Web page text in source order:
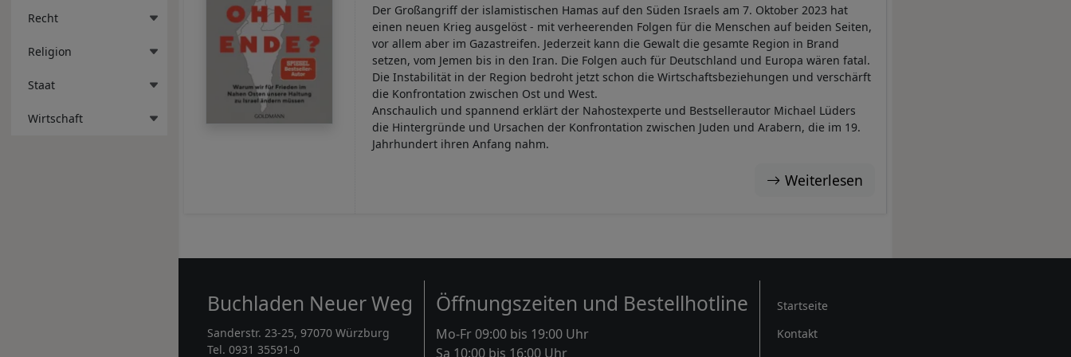
Recht
Religion
Staat
Wirtschaft
Der Großangriff der islamistischen Hamas auf den Süden Israels am 7. Oktober 2023 hat
einen neuen Krieg ausgelöst - mit verheerenden Folgen für die Menschen auf beiden Seiten,
vor allem aber im Gazastreifen. Jederzeit kann die Gewalt die gesamte Region in Brand
setzen, vom Jemen bis in den Iran. Die Folgen auch für Deutschland und Europa wären fatal.
Die Instabilität in der Region bedroht jetzt schon die Wirtschaftsbeziehungen und verschärft
die Konfrontation zwischen Ost und West.
Anschaulich und spannend erklärt der Nahostexperte und Bestsellerautor Michael Lüders
die Hintergründe und Ursachen der Konfrontation zwischen Juden und Arabern, die im 19.
Jahrhundert ihren Anfang nahm.
Weiterlesen
Buchladen Neuer Weg
Sanderstr. 23-25, 97070 Würzburg
Tel. 0931 35591-0
Öffnungszeiten und Bestellhotline
Mo-Fr 09:00 bis 19:00 Uhr
Sa 10:00 bis 16:00 Uhr
Rechtliches
Startseite
Kontakt
Cookies